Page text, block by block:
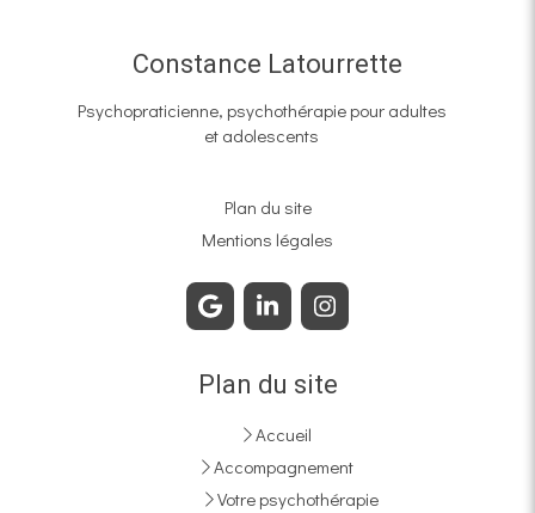
Constance Latourrette
Psychopraticienne, psychothérapie pour adultes
et adolescents
Plan du site
Mentions légales
Plan du site
Accueil
Accompagnement
Votre psychothérapie